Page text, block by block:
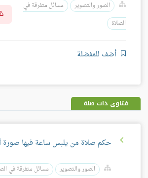
الصور والتصوير
مسائل متفرقة في
الصلاة
أضف للمفضلة
فتاوى ذات صلة
حكم صلاة من يلبس ساعة فيها صورة
الصور والتصوير مسائل متفرقة في